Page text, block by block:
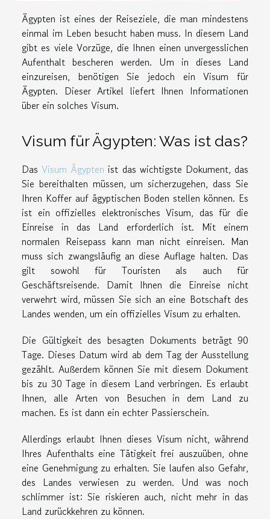
Ägypten ist eines der Reiseziele, die man mindestens
einmal im Leben besucht haben muss. In diesem Land
gibt es viele Vorzüge, die Ihnen einen unvergesslichen
Aufenthalt bescheren werden. Um in dieses Land
einzureisen, benötigen Sie jedoch ein Visum für
Ägypten. Dieser Artikel liefert Ihnen Informationen
über ein solches Visum.
Visum für Ägypten: Was ist das?
DasVisum Ägypten ist das wichtigste Dokument, das
Sie bereithalten müssen, um sicherzugehen, dass Sie
Ihren Koffer auf ägyptischen Boden stellen können. Es
ist ein offizielles elektronisches Visum, das für die
Einreise in das Land erforderlich ist. Mit einem
normalen Reisepass kann man nicht einreisen. Man
muss sich zwangsläufig an diese Auflage halten. Das
gilt sowohl für Touristen als auch für
Geschäftsreisende. Damit Ihnen die Einreise nicht
verwehrt wird, müssen Sie sich an eine Botschaft des
Landes wenden, um ein offizielles Visum zu erhalten.
Die Gültigkeit des besagten Dokuments beträgt 90
Tage. Dieses Datum wird ab dem Tag der Ausstellung
gezählt. Außerdem können Sie mit diesem Dokument
bis zu 30 Tage in diesem Land verbringen. Es erlaubt
Ihnen, alle Arten von Besuchen in dem Land zu
machen. Es ist dann ein echter Passierschein.
Allerdings erlaubt Ihnen dieses Visum nicht, während
Ihres Aufenthalts eine Tätigkeit frei auszuüben, ohne
eine Genehmigung zu erhalten. Sie laufen also Gefahr,
des Landes verwiesen zu werden. Und was noch
schlimmer ist: Sie riskieren auch, nicht mehr in das
Land zurückkehren zu können.